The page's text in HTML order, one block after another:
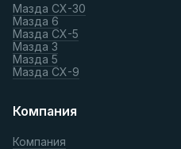
Мазда СХ-30
Мазда 6
Мазда СХ-5
Мазда 3
Мазда 5
Мазда СХ-9
Компания
Компания